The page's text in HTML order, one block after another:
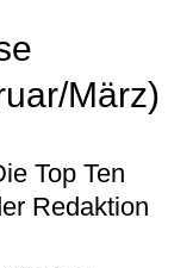
März)
Top Ten
Redaktion